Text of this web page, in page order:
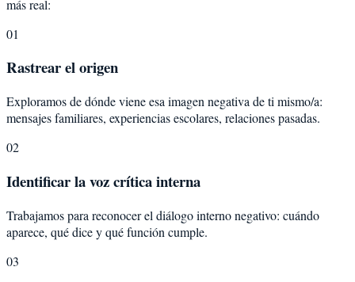
más real:
01
Rastrear el origen
Exploramos de dónde viene esa imagen negativa de ti mismo/a:
mensajes familiares, experiencias escolares, relaciones pasadas.
02
Identificar la voz crítica interna
Trabajamos para reconocer el diálogo interno negativo: cuándo
aparece, qué dice y qué función cumple.
03